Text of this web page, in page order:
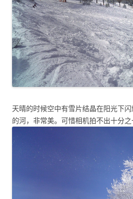
天晴的时候空中有雪片结晶在阳光下
的河，非常美。可惜相机拍不出十分之